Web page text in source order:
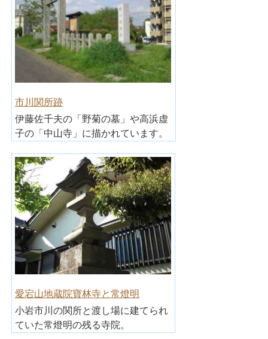
市川関所跡
伊藤佐千夫の「野菊の墓」や高浜虚
子の「中山寺」に描かれています。
愛宕山地蔵院寶林寺と常燈明
小岩市川の関所と渡し場に建てられ
ていた常燈明の残る寺院。